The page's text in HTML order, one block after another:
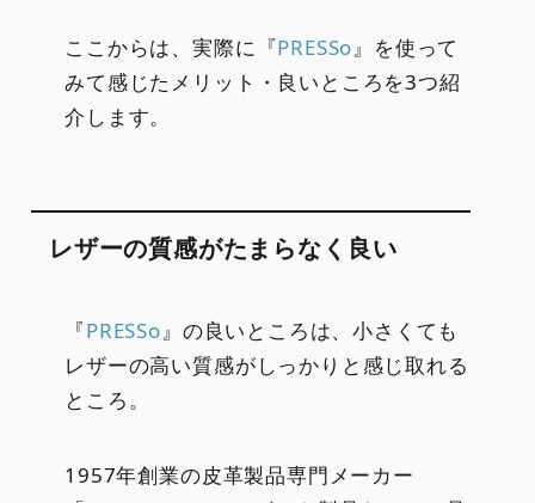
ここからは、実際に『PRESSo』を使って
みて感じたメリット・良いところを3つ紹
介します。
レザーの質感がたまらなく良い
『PRESSo』の良いところは、小さくても
レザーの高い質感がしっかりと感じ取れる
ところ。
1957年創業の皮革製品専門メーカー